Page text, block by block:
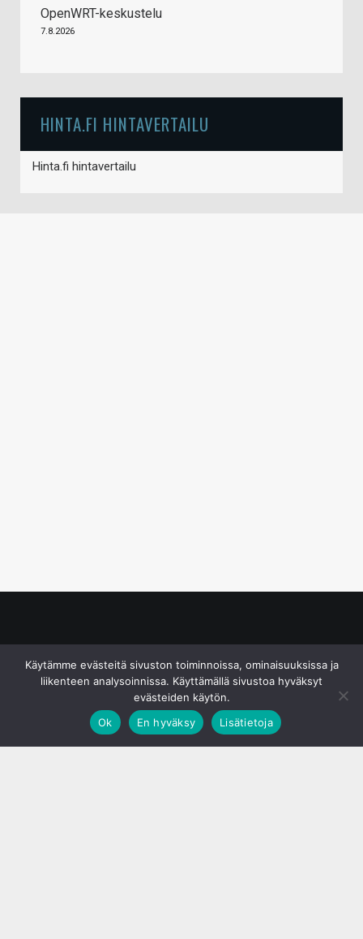
OpenWRT-keskustelu
7.8.2026
HINTA.FI HINTAVERTAILU
Hinta.fi hintavertailu
Käytämme evästeitä sivuston toiminnoissa, ominaisuuksissa ja
liikenteen analysoinnissa. Käyttämällä sivustoa hyväksyt
evästeiden käytön.
Ok
En hyväksy Lisätietoja